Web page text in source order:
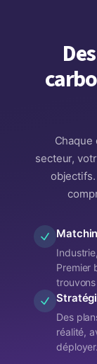
secteur,
Premier
Des
réalité,
déployer.